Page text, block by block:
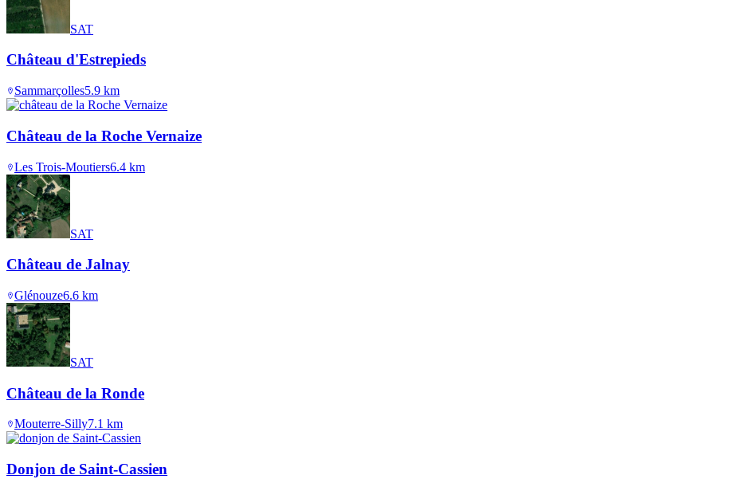
SAT
Château d'Estrepieds
Sammarçolles5.9 km
Château de la Roche Vernaize
Les Trois-Moutiers6.4 km
SAT
Château de Jalnay
Glénouze6.6 km
SAT
Château de la Ronde
Mouterre-Silly7.1 km
Donjon de Saint-Cassien